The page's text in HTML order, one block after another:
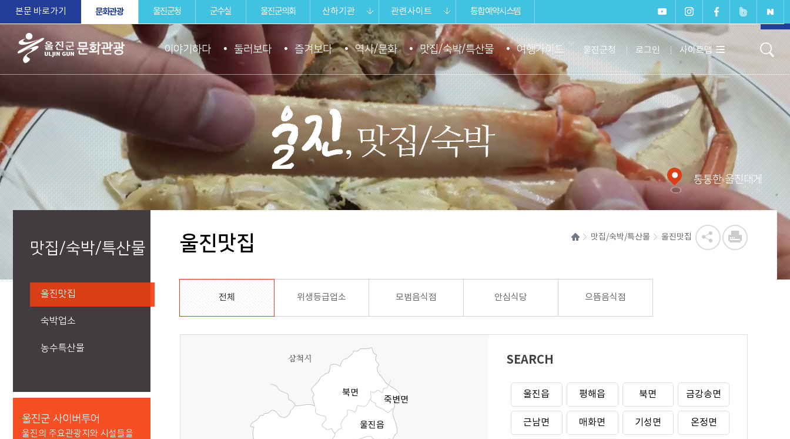
본문 바로가기 문화관광 울진군청 군수실 울진군의회 산하기관 관련사이트 통합예약시스템
울진군문화관
광
울진군청 로그인 사이트맵
이야기하다 둘러보다 즐겨보다 역사/문화 맛집/숙박/특산물 여행가이드
울진 맛집/숙박. 통통한 울진대게
맛집/숙박/특산물
울진맛집
숙박업소
농수특산물
울진군 사이버투어
울진의 주요관광지와 시설들을
울진맛집 맛집/숙박/특산물 울진맛집
전체 위생등급업소 모범음식점 안심식당 으뜸음식점
울진읍
북면
죽변면
SEARCH
울진읍 평해읍 북면 금강송면
근남면 매화면 기성면 온정면
페이지
상단으
로 이동